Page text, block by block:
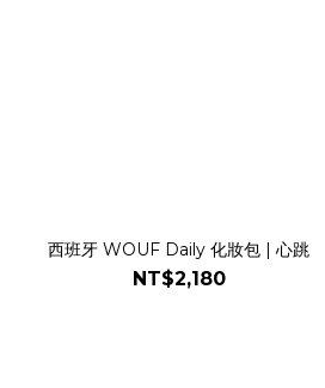
西班牙 WOUF Daily 化妝包 | 心跳
NT$2,180